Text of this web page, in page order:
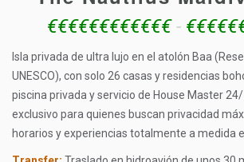
€€€€€€€€€€€€-
Isla privada de ultra lujo en el atolón Baa
UNESCO), con solo 26 casas y residencias
piscina privada y servicio de House Master
exclusivo para quienes buscan privacidad
horarios y experiencias totalmente a medida